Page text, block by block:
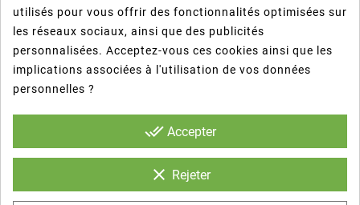
- Ligeras y resistentes.
- Biodegradables y compostables.
- Aptas para zumos, refrescos, granizados o
cualquier otro tipo de bebida.
utilisés pour vous offrir des fonctionnalités optimisées sur
les réseaux sociaux, ainsi que des publicités
personnalisées. Acceptez-vous ces cookies ainsi que les
implications associées à l'utilisation de vos données
personnelles ?
done_all Accepter
clear Rejeter